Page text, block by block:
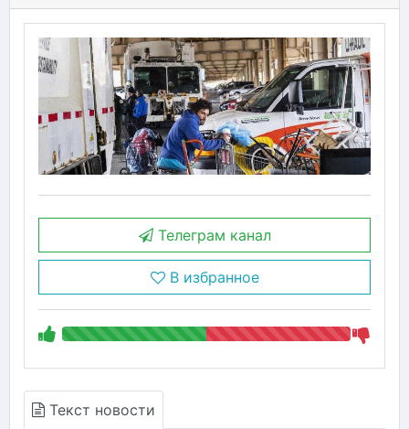
Телеграм канал
В избранное
Текст новости